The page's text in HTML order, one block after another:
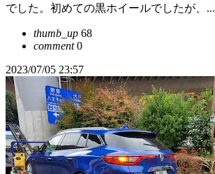
でした。初めての黒ホイールでしたが、...
thumb_up 68
comment0
2023/07/05 23:57